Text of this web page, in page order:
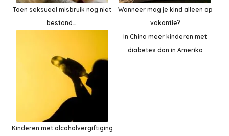
Toen seksueel misbruik nog niet
bestond….
Wanneer mag je kind alleen op
vakantie?
Kinderen met alcoholvergiftiging
In China meer kinderen met
diabetes dan in Amerika